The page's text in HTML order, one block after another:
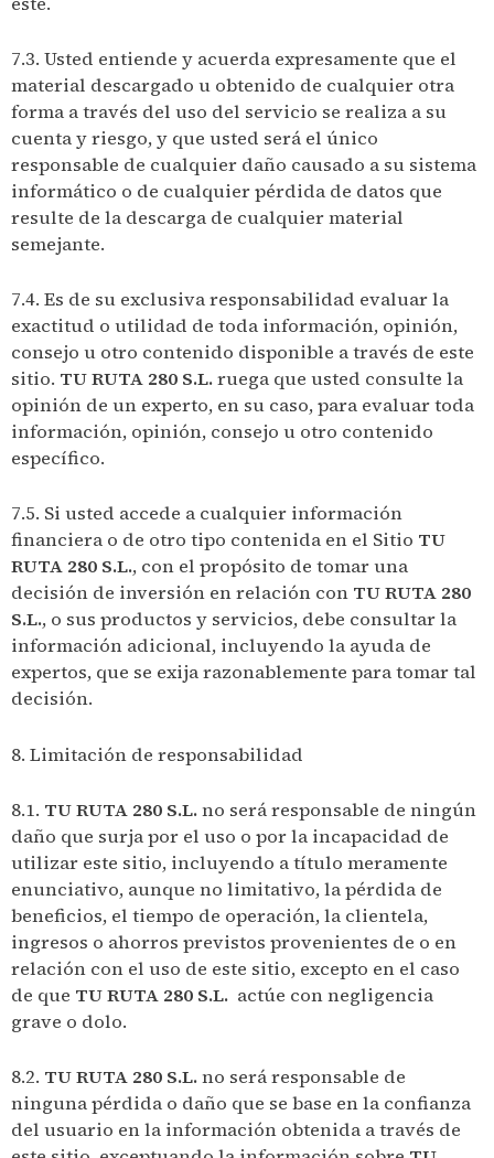
7.3. Usted entiende y acuerda expresamente que el
material descargado u obtenido de cualquier otra
forma a través del uso del servicio se realiza a su
cuenta y riesgo, y que usted será el único
responsable de cualquier daño causado a su sistema
informático o de cualquier pérdida de datos que
resulte de la descarga de cualquier material
semejante.
7.4. Es de su exclusiva responsabilidad evaluar la
exactitud o utilidad de toda información, opinión,
consejo u otro contenido disponible a través de este
sitio. TU RUTA 280 S.L.ruega que usted consulte la
opinión de un experto, en su caso, para evaluar toda
información, opinión, consejo u otro contenido
específico.
7.5. Si usted accede a cualquier información
financiera o de otro tipo contenida en el Sitio TU
RUTA 280 S.L., con el propósito de tomar una
decisión de inversión en relación con TU RUTA 280
S.L., o sus productos y servicios, debe consultar la
información adicional, incluyendo la ayuda de
expertos, que se exija razonablemente para tomar tal
decisión.
8. Limitación de responsabilidad
8.1. TU RUTA 280 S.L.no será responsable de ningún
daño que surja por el uso o por la incapacidad de
utilizar este sitio, incluyendo a título meramente
enunciativo, aunque no limitativo, la pérdida de
beneficios, el tiempo de operación, la clientela,
ingresos o ahorros previstos provenientes de o en
relación con el uso de este sitio, excepto en el caso
de que TU RUTA 280 S.L. actúe con negligencia
grave o dolo.
8.2. TU RUTA 280 S.L.no será responsable de
ninguna pérdida o daño que se base en la confianza
del usuario en la información obtenida a través de